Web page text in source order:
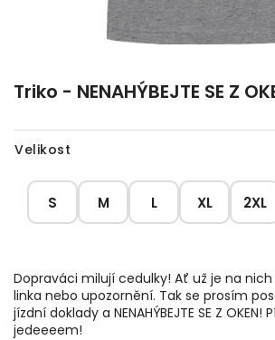
Triko - NENAHÝBEJTE SE Z
Velikost
S M L XL 2XL
Dopraváci milují cedulky! Ať už je na
linka nebo upozornění. Tak se prosím
jízdní doklady a NENAHÝBEJTE SE Z OKEN!
jedeeeem!